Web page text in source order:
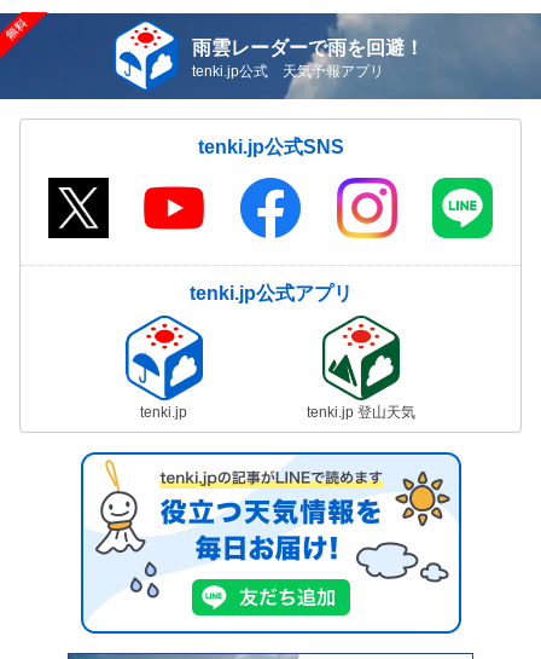
雨雲レーダーで雨を回避！
tenki.jp公式 天気予報アプリ
tenki.jp公式SNS
tenki.jp公式アプリ
tenki.jp tenki.jp 登山天気